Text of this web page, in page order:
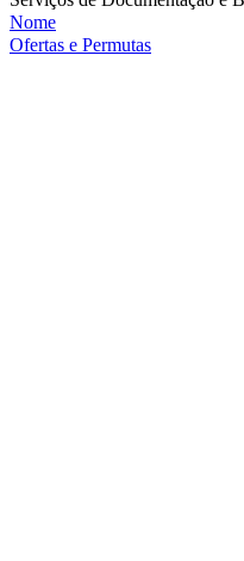
Nome
Ofertas e Permutas